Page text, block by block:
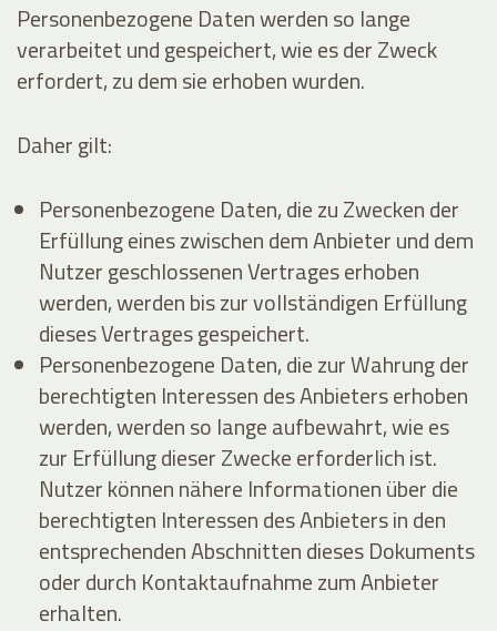
Personenbezogene Daten werden so lange
verarbeitet und gespeichert, wie es der Zweck
erfordert, zu dem sie erhoben wurden.
Daher gilt:
Personenbezogene Daten, die zu Zwecken der
Erfüllung eines zwischen dem Anbieter und dem
Nutzer geschlossenen Vertrages erhoben
werden, werden bis zur vollständigen Erfüllung
dieses Vertrages gespeichert.
Personenbezogene Daten, die zur Wahrung der
berechtigten Interessen des Anbieters erhoben
werden, werden so lange aufbewahrt, wie es
zur Erfüllung dieser Zwecke erforderlich ist.
Nutzer können nähere Informationen über die
berechtigten Interessen des Anbieters in den
entsprechenden Abschnitten dieses Dokuments
oder durch Kontaktaufnahme zum Anbieter
erhalten.